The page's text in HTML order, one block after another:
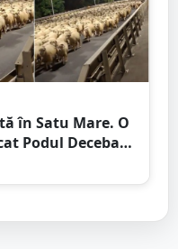
în Satu Mare. O
Podul Decebal.